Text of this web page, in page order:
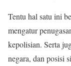
Tentu hal satu ini
mengatur
kepolisian. Serta
negara, dan posisi